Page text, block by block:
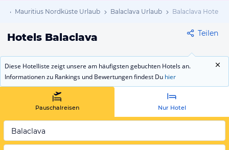
Mauritius Nordküste Urlaub Balaclava Urlaub Balaclava Hotels
Hotels Balaclava Teilen
Diese Hotelliste zeigt unsere am häufigsten gebuchten Hotels an.
Informationen zu Rankings und Bewertungen findest Du hier
Pauschalreisen Nur Hotel
Balaclava